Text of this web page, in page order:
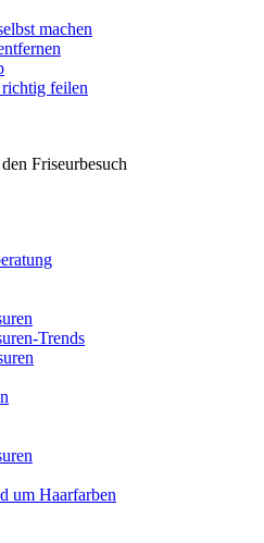
machen
feilen
Friseurbesuch
Trends
um Haarfarben